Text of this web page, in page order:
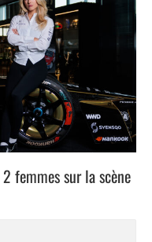
femmes sur la scène